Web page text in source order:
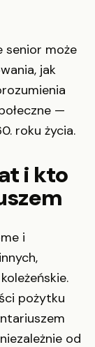
senior może
jak
—
roku życia.
i kto
i
pożytku
od